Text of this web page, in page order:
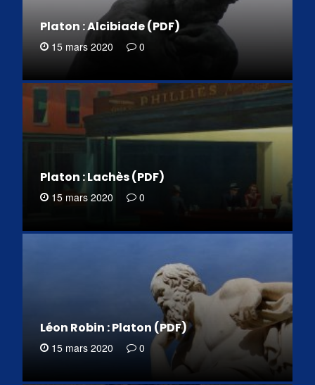
Platon : Alcibiade (PDF)
15 mars 2020 0
Platon : Lachès (PDF)
15 mars 2020 0
Léon Robin : Platon (PDF)
15 mars 2020 0